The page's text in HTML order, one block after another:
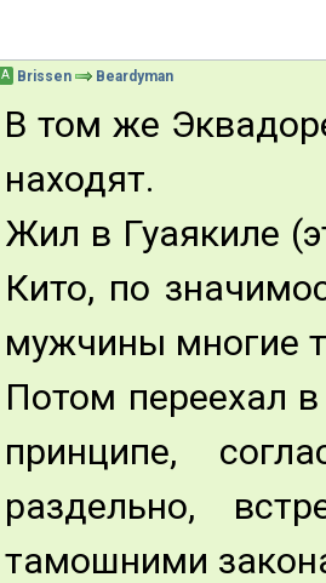
А Brissen Beardyman
В том же
находят.
Жил в Гуаякиле
Кито, по
мужчины многие
Потом переехал
принципе,
раздельно,
тамошними